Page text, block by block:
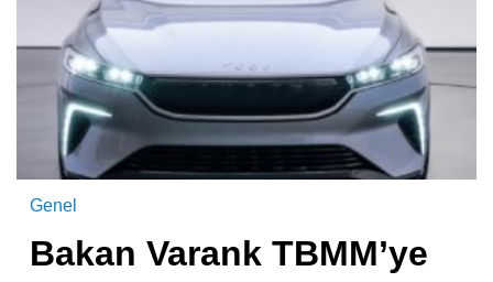
Genel
Bakan Varank TBMM’ye